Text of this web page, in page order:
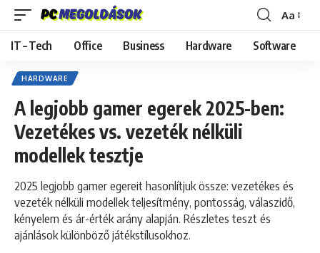
Font
Resizer
Aa
IT – Tech Office Business Hardware Software
HARDWARE
A legjobb gamer egerek 2025-ben:
Vezetékes vs. vezeték nélküli
modellek tesztje
2025 legjobb gamer egereit hasonlítjuk össze: vezetékes és
vezeték nélküli modellek teljesítmény, pontosság, válaszidő,
kényelem és ár-érték arány alapján. Részletes teszt és
ajánlások különböző játékstílusokhoz.